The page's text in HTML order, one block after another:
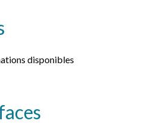
disponibles